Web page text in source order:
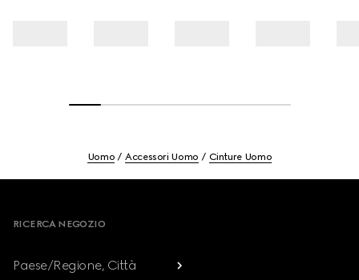
Uomo Accessori Uomo Cinture Uomo
RICERCA NEGOZIO
Paese/Regione, Città